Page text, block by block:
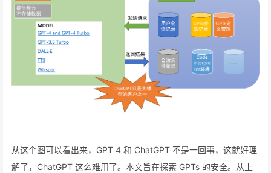
从这个图可以看出来，GPT 4 和 ChatGPT 不是一回事，这就好理
解了，ChatGPT 这么难用了。本文旨在探索 GPTs 的安全。从上